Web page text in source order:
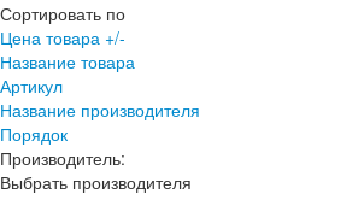
Сортировать по
Цена товара +/-
Название товара
Артикул
Название производителя
Порядок
Производитель:
Выбрать производителя